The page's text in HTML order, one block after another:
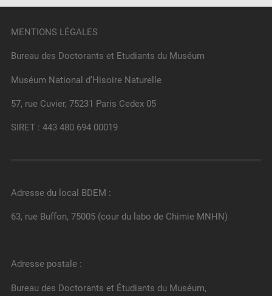
MENTIONS LÉGALES
Bureau des Doctorants et Etudiants du Muséum
Muséum National d’Hisoire Naturelle
57, rue Cuvier, 75231 Paris Cedex 05
SIRET : 443 480 694 00019
Adresse du local BDEM :
63, rue Buffon, 75005 (cour du labo de Chimie MNHN)
Adresse postale :
Bureau des Doctorants et Étudiants du Muséum,